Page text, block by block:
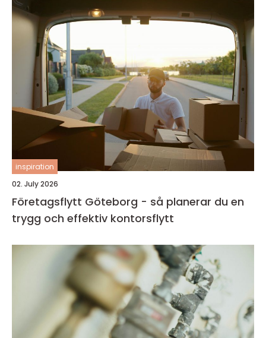
inspiration
02. July 2026
Företagsflytt Göteborg - så planerar du en
trygg och effektiv kontorsflytt